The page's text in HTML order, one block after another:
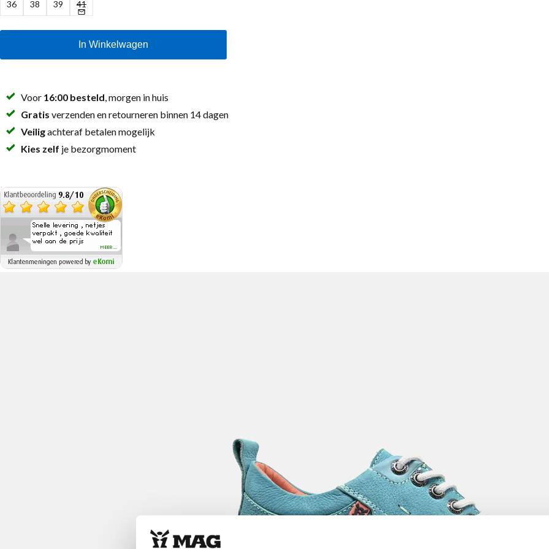
36 38 39 41
In Winkelwagen
Voor 16:00 besteld , morgen in huis
Gratis verzenden en retourneren binnen 14 dagen
Veiligachteraf betalen mogelijk
Kies zelf je bezorgmoment